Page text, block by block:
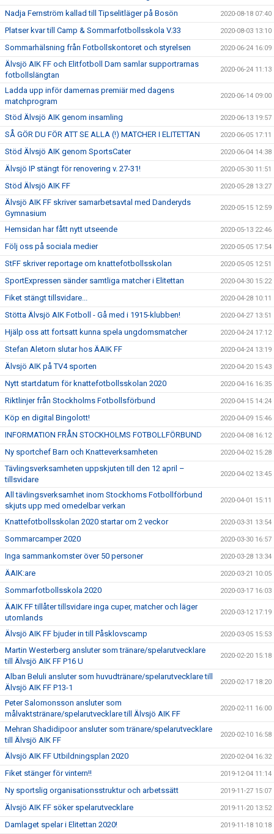
Nadja Fernström kallad till Tipselitläger på Bosön 2020-08-18 07:40
Platser kvar till Camp & Sommarfotbollsskola V.33 2020-08-03 13:10
Sommarhälsning från Fotbollskontoret och styrelsen 2020-06-24 16:09
Älvsjö AIK FF och Elitfotboll Dam samlar supportrarnas
fotbollslängtan
2020-06-24 11:13
Ladda upp inför damernas premiär med dagens
matchprogram
2020-06-14 09:00
Stöd Älvsjö AIK genom insamling 2020-06-13 19:57
SÅ GÖR DU FÖR ATT SE ALLA (!) MATCHER I ELITETTAN 2020-06-05 17:11
Stöd Älvsjö AIK genom SportsCater 2020-06-04 14:38
Älvsjö IP stängt för renovering v. 27-31! 2020-05-30 11:51
Stöd Älvsjö AIK FF 2020-05-28 13:27
Älvsjö AIK FF skriver samarbetsavtal med Danderyds
Gymnasium
2020-05-15 12:59
Hemsidan har fått nytt utseende 2020-05-13 22:46
Följ oss på sociala medier 2020-05-05 17:54
StFF skriver reportage om knattefotbollsskolan 2020-05-05 12:51
SportExpressen sänder samtliga matcher i Elitettan 2020-04-30 15:22
Fiket stängt tillsvidare... 2020-04-28 10:11
Stötta Älvsjö AIK Fotboll - Gå med i 1915-klubben! 2020-04-27 13:51
Hjälp oss att fortsatt kunna spela ungdomsmatcher 2020-04-24 17:12
Stefan Aletorn slutar hos ÄAIK FF 2020-04-24 13:19
Älvsjö AIK på TV4 sporten 2020-04-20 15:43
Nytt startdatum för knattefotbollsskolan 2020 2020-04-16 16:35
Riktlinjer från Stockholms Fotbollsförbund 2020-04-15 14:24
Köp en digital Bingolott! 2020-04-09 15:46
INFORMATION FRÅN STOCKHOLMS FOTBOLLFÖRBUND 2020-04-08 16:12
Ny sportchef Barn och Knatteverksamheten 2020-04-02 15:28
Tävlingsverksamheten uppskjuten till den 12 april –
tillsvidare
2020-04-02 13:45
All tävlingsverksamhet inom Stockhoms Fotbollförbund
skjuts upp med omedelbar verkan
2020-04-01 15:11
Knattefotbollsskolan 2020 startar om 2 veckor 2020-03-31 13:54
Sommarcamper 2020 2020-03-30 16:57
Inga sammankomster över 50 personer 2020-03-28 13:34
ÄAIK:are 2020-03-21 10:05
Sommarfotbollsskola 2020 2020-03-17 16:03
ÄAIK FF tillåter tillsvidare inga cuper, matcher och läger
utomlands
2020-03-12 17:19
Älvsjö AIK FF bjuder in till Påsklovscamp 2020-03-05 15:53
Martin Westerberg ansluter som tränare/spelarutvecklare
till Älvsjö AIK FF P16 U
2020-02-20 15:18
Alban Beluli ansluter som huvudtränare/spelarutvecklare till
Älvsjö AIK FF P13-1
2020-02-17 18:20
Peter Salomonsson ansluter som
målvaktstränare/spelarutvecklare till Älvsjö AIK FF
2020-02-11 16:00
Mehran Shadidipoor ansluter som tränare/spelarutvecklare
till Älvsjö AIK FF
2020-02-10 16:58
Älvsjö AIK FF Utbildningsplan 2020 2020-02-04 16:32
Fiket stänger för vintern!! 2019-12-04 11:14
Ny sportslig organisationsstruktur och arbetssätt 2019-11-27 15:07
Älvsjö AIK FF söker spelarutvecklare 2019-11-20 13:52
Damlaget spelar i Elitettan 2020! 2019-11-18 10:18